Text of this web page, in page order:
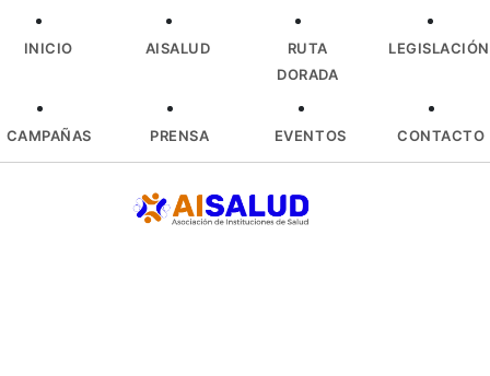
INICIO AISALUD
RUTA
DORADA
LEGISLACIÓN
CAMPAÑAS PRENSA EVENTOS CONTACTO